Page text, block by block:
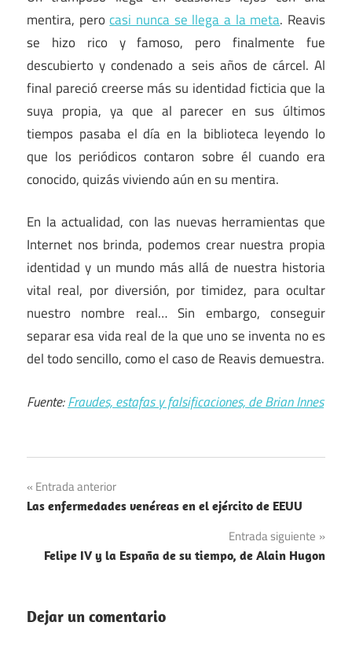
mentira, perocasi nunca se llega a la meta. Reavis
se hizo rico y famoso, pero finalmente fue
descubierto y condenado a seis años de cárcel. Al
final pareció creerse más su identidad ficticia que la
suya propia, ya que al parecer en sus últimos
tiempos pasaba el día en la biblioteca leyendo lo
que los periódicos contaron sobre él cuando era
conocido, quizás viviendo aún en su mentira.
En la actualidad, con las nuevas herramientas que
Internet nos brinda, podemos crear nuestra propia
identidad y un mundo más allá de nuestra historia
vital real, por diversión, por timidez, para ocultar
nuestro nombre real… Sin embargo, conseguir
separar esa vida real de la que uno se inventa no es
del todo sencillo, como el caso de Reavis demuestra.
Fuente:Fraudes, estafas y falsificaciones, de Brian Innes
Navegación
de
entradas
Entrada anterior
Las enfermedades venéreas en el ejército de EEUU
Entrada siguiente
Felipe IV y la España de su tiempo, de Alain Hugon
Dejar un comentario